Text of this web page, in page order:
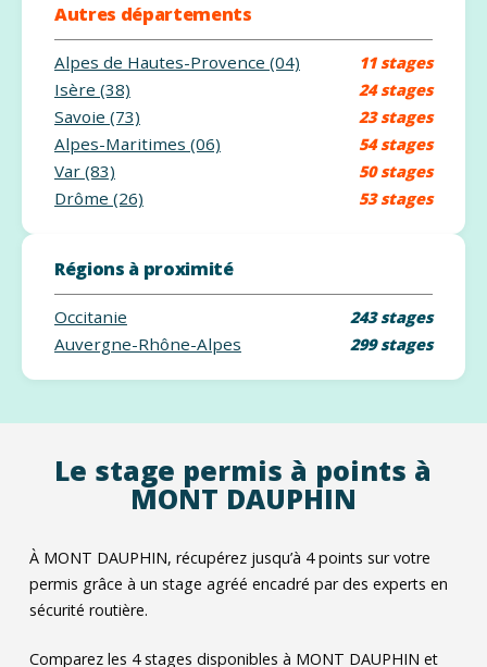
Autres départements
Alpes de Hautes-Provence (04) 11 stages
Isère (38) 24 stages
Savoie (73) 23 stages
Alpes-Maritimes (06) 54 stages
Var (83) 50 stages
Drôme (26) 53 stages
Régions à proximité
Occitanie 243 stages
Auvergne-Rhône-Alpes 299 stages
Le stage permis à points à
MONT DAUPHIN
À MONT DAUPHIN, récupérez jusqu’à 4 points sur votre
permis grâce à un stage agréé encadré par des experts en
sécurité routière.
Comparez les 4stages disponibles à MONT DAUPHIN et